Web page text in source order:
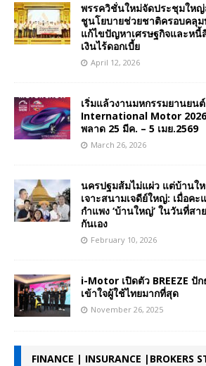
พรรควิชั่นใหม่จัดประชุมให
ชูนโยบายช่วยชาติครอบคลุม
แก้ไขปัญหาเศรษฐกิจและห
เงินไร้ดอกเบี้ย
April 12, 2026
เริ่มแล้วงานมหกรรมยานย
International Motor
พลาด 25 มีค. – 5 เมย.2569
March 26, 2026
นครปฐมส้มไม่แผ่ว แต่บ้านใ
เจาะสนามเจดีย์ใหญ่: เมื่อคะ
กำแพง ‘บ้านใหญ่’ ในวันที่ส
กันเอง
February 10, 2026
i-Motor เปิดตัว BREEZE ปั
เข้าใจผู้ใช้ไทยมากที่สุด
November 26, 2025
FINANCE | INSURANCE |BROKERS